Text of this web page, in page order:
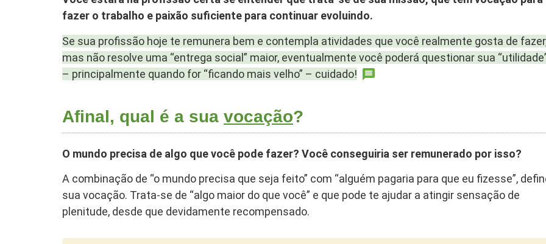
fazer o trabalho e paixão suficiente para continuar evoluindo.
Se sua profissão hoje te remunera bem e contempla atividades que você realmente gosta de
mas não resolve uma “entrega social” maior, eventualmente você poderá questionar sua
– principalmente quando for “ficando mais velho” – cuidado!
Afinal, qual é a sua vocação?
O mundo precisa de algo que você pode fazer? Você conseguiria ser remunerado por isso?
A combinação de “o mundo precisa que seja feito” com “alguém pagaria para que eu fizesse”,
sua vocação. Trata-se de “algo maior do que você” e que pode te ajudar a atingir sensação de
plenitude, desde que devidamente recompensado.